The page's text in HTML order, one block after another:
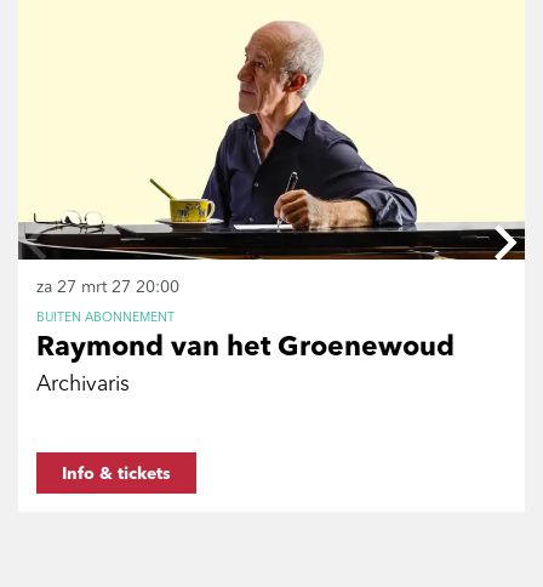
Raymond van het Groenewoud
Archivaris
BUITEN ABONNEMENT
za 27 mrt 27 20:00
Info & tickets